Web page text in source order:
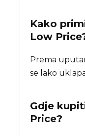
Kako
Low
Prema
se lako
Gdje
Price?